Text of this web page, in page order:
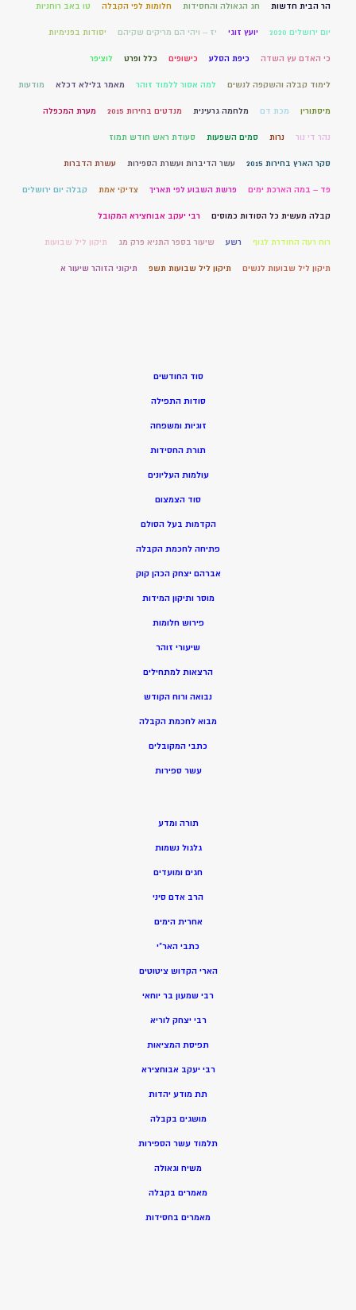
הר הבית חדשות חג הגאולה והחסידות חלומות לפי הקבלה טו באב רוחניות
יום ירושלים 2020 יועץ זוגי יז – ויהי הם מריקים שקיהם יסודות בפנימיות
כי האדם עץ השדה כיפת הסלע כישופים כלל ופרט לוציפר
לימוד קבלה והשקפה לנשים למה אסור ללמוד זוהר מאמר בלילא דכלא מודעות
מיסתורין מכת דם מלחמה גרעינית מנדטים בחירות 2015 מערת המכפלה
נהר די נור נרות סמים השפעות סעודת ראש חודש תמוז
סקר הארץ בחירות 2015 עשר הדיברות ועשרת הספירות עשרת הדברות
פד – במה הארכת ימים פרשת השבוע לפי תאריך צדיקי אמת קבלה יום ירושלים
קבלה מעשית כל הסודות כמוסים רבי יעקב אבוחצירא המקובל
רוח רעה החודרת לגוף רשע שיעור בספר התניא פרק מג תיקון ליל שבועות
תיקון ליל שבועות לנשים תיקון ליל שבועות תשפ תיקוני הזוהר שיעור א
סוד החודשים
סודות התפילה
זוגיות ומשפחה
תורת החסידות
עולמות העליונים
סוד הצמצום
הקדמות בעל הסולם
פתיחה לחכמת הקבלה
אברהם יצחק הכהן קוק
מוסר ותיקון המידות
פירוש חלומות
שיעורי זוהר
הרצאות למתחילים
נבואה ורוח הקודש
מבוא לחכמת הקבלה
כתבי המקובלים
עשר ספירות
תורה ומדע
גלגול נשמות
חגים ומועדים
הרב אדם סיני
אחרית הימים
כתבי האר”י
הארי הקדוש ציטוטים
רבי שמעון בר יוחאי
רבי יצחק לוריא
תפיסת המציאות
רבי יעקב אבוחצירא
תת מודע יהדות
מושגים בקבלה
תלמוד עשר הספירות
משיח וגאולה
מאמרים בקבלה
מאמרים בחסידות